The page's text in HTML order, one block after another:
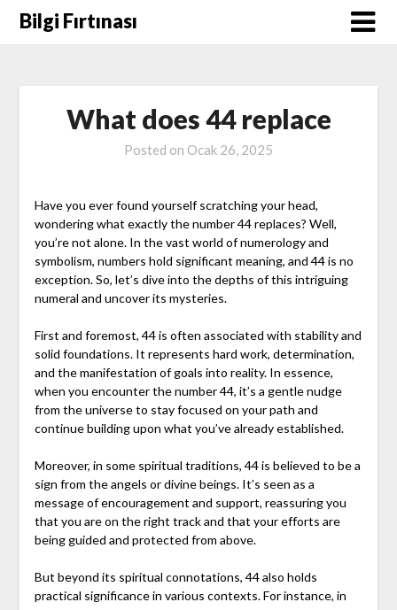
SkipBilgi Fırtınası
What does 44 replace
Posted on Ocak 26, 2025
Have you ever found yourself scratching your head,
wondering what exactly the number 44 replaces? Well,
you’re not alone. In the vast world of numerology and
symbolism, numbers hold significant meaning, and 44 is no
exception. So, let’s dive into the depths of this intriguing
numeral and uncover its mysteries.
First and foremost, 44 is often associated with stability and
solid foundations. It represents hard work, determination,
and the manifestation of goals into reality. In essence,
when you encounter the number 44, it’s a gentle nudge
from the universe to stay focused on your path and
continue building upon what you’ve already established.
Moreover, in some spiritual traditions, 44 is believed to be a
sign from the angels or divine beings. It’s seen as a
message of encouragement and support, reassuring you
that you are on the right track and that your efforts are
being guided and protected from above.
But beyond its spiritual connotations, 44 also holds
practical significance in various contexts. For instance, in